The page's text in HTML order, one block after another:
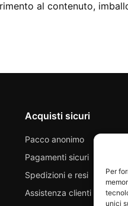
Per
unici
al contenuto,
Acquisti sicuri
Pacco anonimo
Pagamenti sicuri
Spedizioni e resi
Assistenza clienti